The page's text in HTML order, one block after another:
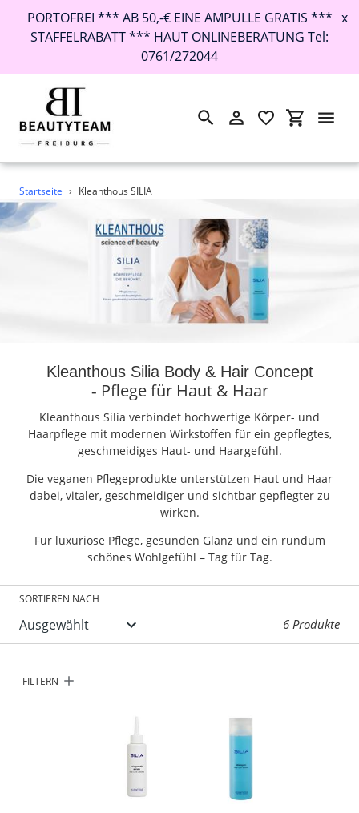
Direkt
zum
Inhalt
PORTOFREI *** AB 50,-€ EINE AMPULLE GRATIS ***
STAFFELRABATT *** HAUT ONLINEBERATUNG Tel:
0761/272044
x
SuchenEinloggen
Startseite › Kleanthous SILIA
Kleanthous Silia Body & Hair Concept
- Pflege für Haut & Haar
Kleanthous Silia verbindet hochwertige Körper- und
Haarpflege mit modernen Wirkstoffen für ein gepflegtes,
geschmeidiges Haut- und Haargefühl.
Die veganen Pflegeprodukte unterstützen Haut und Haar
dabei, vitaler, geschmeidiger und sichtbar gepflegter zu
wirken.
Für luxuriöse Pflege, gesunden Glanz und ein rundum
schönes Wohlgefühl – Tag für Tag.
SORTIEREN NACH
6 Produkte
FILTERN